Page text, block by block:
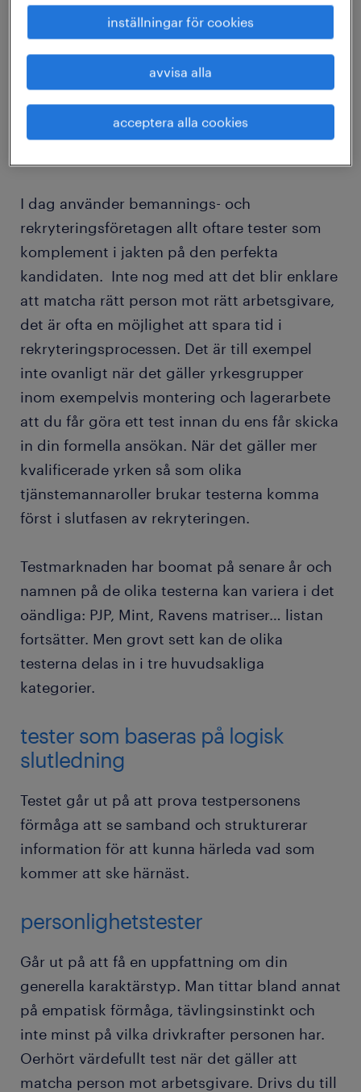
fungerat enligt principen: ansökan – urval –
intervju. Men i den processen finns relativt
stort utrymme för subjektiva bedömningar
och inte minst rena skarvningar från
kandidatens sida. ”Jo, men jag har ju öppnat
Excel ett par gånger, nog räknas väl jag som
I dag använder bemannings- och
rekryteringsföretagen allt oftare tester som
komplement i jakten på den perfekta
kandidaten. Inte nog med att det blir enklare
att matcha rätt person mot rätt arbetsgivare,
det är ofta en möjlighet att spara tid i
rekryteringsprocessen. Det är till exempel
inte ovanligt när det gäller yrkesgrupper
inom exempelvis montering och lagerarbete
att du får göra ett test innan du ens får skicka
in din formella ansökan. När det gäller mer
kvalificerade yrken så som olika
tjänstemannaroller brukar testerna komma
först i slutfasen av rekryteringen.
Testmarknaden har boomat på senare år och
namnen på de olika testerna kan variera i det
oändliga: PJP, Mint, Ravens matriser… listan
fortsätter. Men grovt sett kan de olika
testerna delas in i tre huvudsakliga
kategorier.
tester som baseras på logisk
slutledning
Testet går ut på att prova testpersonens
förmåga att se samband och strukturerar
information för att kunna härleda vad som
kommer att ske härnäst.
personlighetstester
Går ut på att få en uppfattning om din
generella karaktärstyp. Man tittar bland annat
på empatisk förmåga, tävlingsinstinkt och
inte minst på vilka drivkrafter personen har.
Oerhört värdefullt test när det gäller att
matcha person mot arbetsgivare. Drivs du till
inställningar för cookies
avvisa alla
acceptera alla cookies